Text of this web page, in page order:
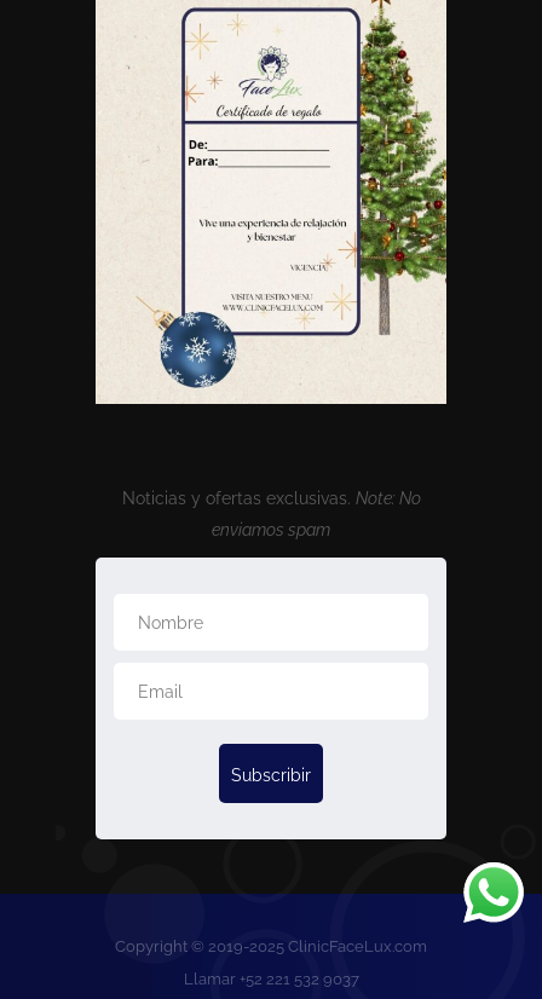
Noticias y ofertas exclusivas. Note: No
enviamos spam
Copyright © 2019-2025 ClinicFaceLux.com
Llamar +52 221 532 9037